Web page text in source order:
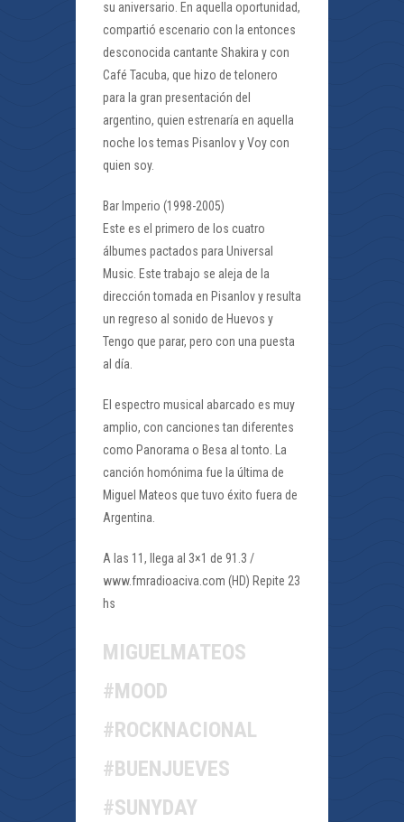
su aniversario. En aquella oportunidad,
compartió escenario con la entonces
desconocida cantante Shakira y con
Café Tacuba, que hizo de telonero
para la gran presentación del
argentino, quien estrenaría en aquella
noche los temas Pisanlov y Voy con
quien soy.
Bar Imperio (1998-2005)
Este es el primero de los cuatro
álbumes pactados para Universal
Music. Este trabajo se aleja de la
dirección tomada en Pisanlov y resulta
un regreso al sonido de Huevos y
Tengo que parar, pero con una puesta
al día.
El espectro musical abarcado es muy
amplio, con canciones tan diferentes
como Panorama o Besa al tonto. La
canción homónima fue la última de
Miguel Mateos que tuvo éxito fuera de
Argentina.
A las 11, llega al 3×1 de 91.3 /
www.fmradioaciva.com (HD) Repite 23
hs
MIGUELMATEOS
#MOOD
#ROCKNACIONAL
#BUENJUEVES
#SUNYDAY